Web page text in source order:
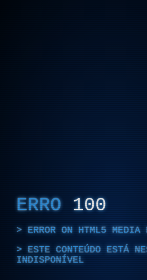
ERRO 100
ERROR ON HTML5 MEDIA
ESTE CONTEÚDO ESTÁ
INDISPONÍVEL